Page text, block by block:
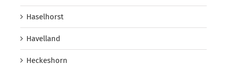
Haselhorst
Havelland
Heckeshorn